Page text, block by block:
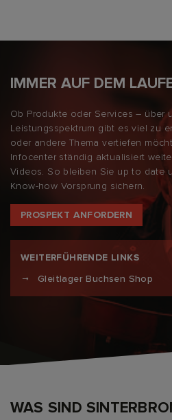
IMMER AUF DEM
Ob Produkte oder Services – über
Leistungsspektrum gibt es viel zu
oder andere Thema vertiefen
Infocenter ständig aktualisiert
Videos. So bleiben Sie up to date
Know-how Vorsprung sichern.
PROSPEKT ANFORDERN
WEITERFÜHRENDE LINKS
Gleitlager Buchsen Shop
WAS SIND